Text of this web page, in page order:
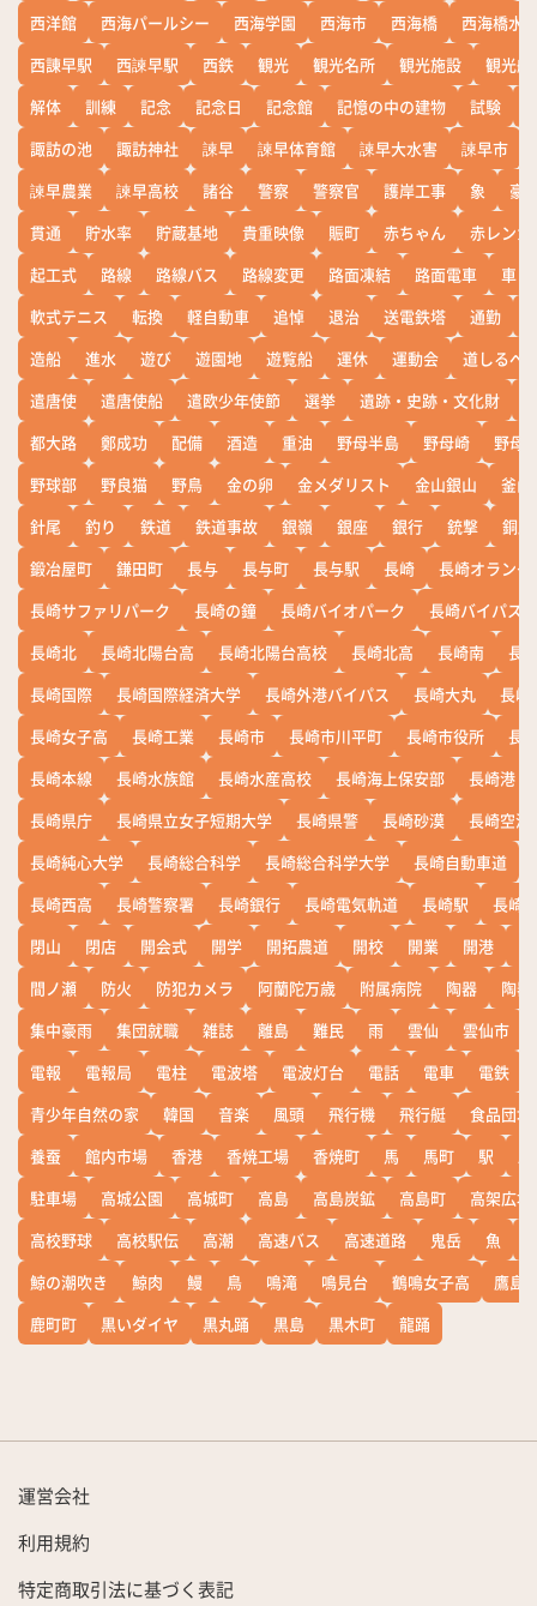
西洋館
西海パールシー 西海学園 西海市 西海橋
西海橋水
西諌早駅
西諫早駅 西鉄 観光 観光名所 観光施設
観光船
解体
訓練 記念 記念日 記念館 記憶の中の建物 試験
諏訪の池
諏訪神社 諫早 諫早体育館 諫早大水害 諫早市
諫早農業
諫早高校 諸谷 警察 警察官 護岸工事 象
豪
貫通
貯水率 貯蔵基地 貴重映像 賑町 赤ちゃん
赤レンガ
起工式
路線 路線バス 路線変更 路面凍結 路面電車
車
軟式テニス
転換 軽自動車 追悼 退治 送電鉄塔 通勤
造船
進水 遊び 遊園地 遊覧船 運休 運動会
道しるべ
遣唐使
遣唐使船 遣欧少年使節 選挙 遺跡・史跡・文化財
都大路
鄭成功 配備 酒造 重油 野母半島 野母崎
野母
野球部
野良猫 野鳥 金の卵 金メダリスト 金山銀山
釜山
針尾
釣り 鉄道 鉄道事故 銀嶺 銀座 銀行 銃撃
銅座
鍛冶屋町
鎌田町 長与 長与町 長与駅 長崎
長崎オランダ
長崎サファリパーク
長崎の鐘 長崎バイオパーク
長崎バイパス
長崎北
長崎北陽台高 長崎北陽台高校 長崎北高 長崎南
長
長崎国際
長崎国際経済大学 長崎外港バイパス 長崎大丸
長崎
長崎女子高
長崎工業 長崎市 長崎市川平町 長崎市役所
長
長崎本線
長崎水族館 長崎水産高校 長崎海上保安部
長崎港
長崎県庁
長崎県立女子短期大学 長崎県警 長崎砂漠
長崎空港
長崎純心大学
長崎総合科学 長崎総合科学大学 長崎自動車道
長崎西高
長崎警察署 長崎銀行 長崎電気軌道 長崎駅
長崎
閉山
閉店 開会式 開学 開拓農道 開校 開業 開港
間ノ瀬
防火 防犯カメラ 阿蘭陀万歳 附属病院 陶器
陶器
集中豪雨
集団就職 雑誌 離島 難民 雨 雲仙 雲仙市
電報
電報局 電柱 電波塔 電波灯台 電話 電車 電鉄
青少年自然の家
韓国 音楽 風頭 飛行機 飛行艇
食品団地
養蚕
館内市場 香港 香焼工場 香焼町 馬 馬町 駅
駐車場
高城公園 高城町 高島 高島炭鉱 高島町
高架広場
高校野球
高校駅伝 高潮 高速バス 高速道路 鬼岳 魚
鯨の潮吹き
鯨肉 鰻 鳥 鳴滝 鳴見台 鶴鳴女子高
鷹島
鹿町町
黒いダイヤ 黒丸踊 黒島 黒木町 龍踊
運営会社
利用規約
特定商取引法に基づく表記